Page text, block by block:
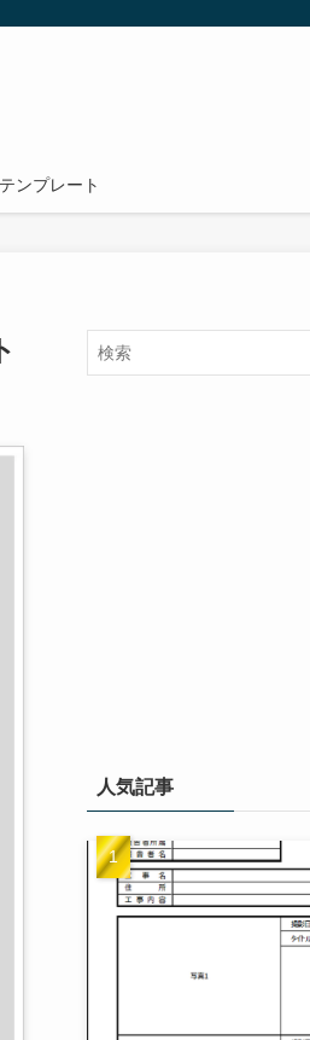
ンプレート
人気記事